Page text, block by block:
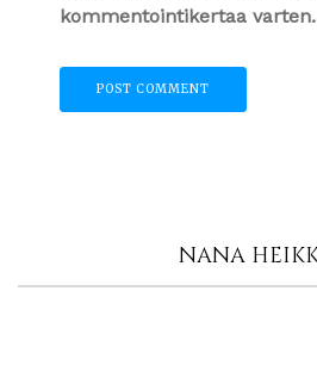
kommentointikertaa varten.
NANA